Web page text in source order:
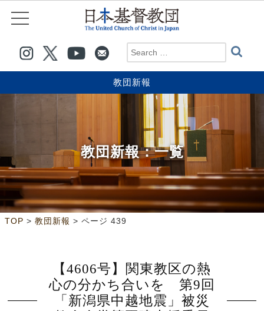
教団新報
教団新報：一覧
TOP > 教団新報 > ページ 439
【4606号】関東教区の熱
心の分かち合いを 第9回
「新潟県中越地震」被災